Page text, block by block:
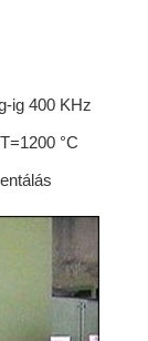
ig 400 KHz
°C